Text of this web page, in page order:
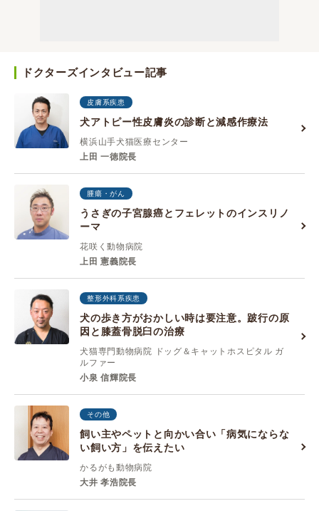
ドクターズインタビュー記事
皮膚系疾患
犬アトピー性皮膚炎の診断と減感作療法
横浜山手犬猫医療センター
上田 一徳院長
腫瘍・がん
うさぎの子宮腺癌とフェレットのインスリノ
ーマ
花咲く動物病院
上田 憲義院長
整形外科系疾患
犬の歩き方がおかしい時は要注意。跛行の原
因と膝蓋骨脱臼の治療
犬猫専門動物病院 ドッグ＆キャットホスピタル ガ
ルファー
小泉 信輝院長
その他
飼い主やペットと向かい合い「病気にならな
い飼い方」を伝えたい
かるがも動物病院
大井 孝浩院長